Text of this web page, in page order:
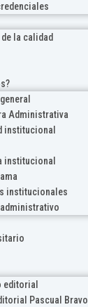
la calidad
Administrativa
institucional
institucional
institucionales
editorial
Pascual Bravo